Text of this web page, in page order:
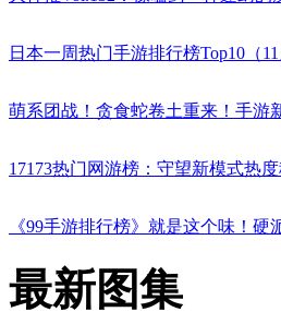
日本一周热门手游排行榜Top10（
萌系团战！贪食蛇卷土重来！手游
17173热门网游榜：守望新模式热
《99手游排行榜》就是这个味！硬
最新图集